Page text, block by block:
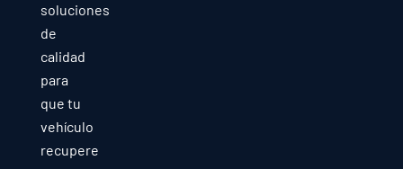
soluciones
de
calidad
para
que tu
vehículo
recupere